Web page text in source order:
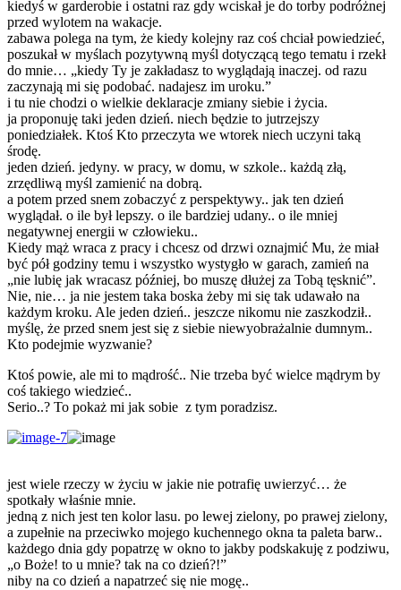
kiedyś w garderobie i ostatni raz gdy wciskał je do torby podróżnej
przed wylotem na wakacje.
zabawa polega na tym, że kiedy kolejny raz coś chciał powiedzieć,
poszukał w myślach pozytywną myśl dotyczącą tego tematu i rzekł
do mnie… „kiedy Ty je zakładasz to wyglądają inaczej. od razu
zaczynają mi się podobać. nadajesz im uroku.”
i tu nie chodzi o wielkie deklaracje zmiany siebie i życia.
ja proponuję taki jeden dzień. niech będzie to jutrzejszy
poniedziałek. Ktoś Kto przeczyta we wtorek niech uczyni taką
środę.
jeden dzień. jedyny. w pracy, w domu, w szkole.. każdą złą,
zrzędliwą myśl zamienić na dobrą.
a potem przed snem zobaczyć z perspektywy.. jak ten dzień
wyglądał. o ile był lepszy. o ile bardziej udany.. o ile mniej
negatywnej energii w człowieku..
Kiedy mąż wraca z pracy i chcesz od drzwi oznajmić Mu, że miał
być pół godziny temu i wszystko wystygło w garach, zamień na
„nie lubię jak wracasz później, bo muszę dłużej za Tobą tęsknić”.
Nie, nie… ja nie jestem taka boska żeby mi się tak udawało na
każdym kroku. Ale jeden dzień.. jeszcze nikomu nie zaszkodził..
myślę, że przed snem jest się z siebie niewyobrażalnie dumnym..
Kto podejmie wyzwanie?
Ktoś powie, ale mi to mądrość.. Nie trzeba być wielce mądrym by
coś takiego wiedzieć..
Serio..? To pokaż mi jak sobie z tym poradzisz.
jest wiele rzeczy w życiu w jakie nie potrafię uwierzyć… że
spotkały właśnie mnie.
jedną z nich jest ten kolor lasu. po lewej zielony, po prawej zielony,
a zupełnie na przeciwko mojego kuchennego okna ta paleta barw..
każdego dnia gdy popatrzę w okno to jakby podskakuję z podziwu,
„o Boże! to u mnie? tak na co dzień?!”
niby na co dzień a napatrzeć się nie mogę..